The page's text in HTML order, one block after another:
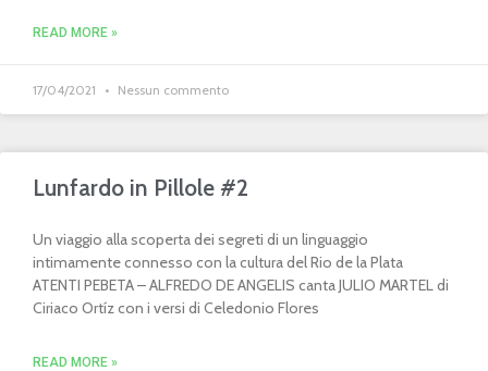
READ MORE »
17/04/2021 Nessun commento
Lunfardo in Pillole #2
Un viaggio alla scoperta dei segreti di un linguaggio
intimamente connesso con la cultura del Rio de la Plata
ATENTI PEBETA – ALFREDO DE ANGELIS canta JULIO MARTEL di
Ciriaco Ortíz con i versi di Celedonio Flores
READ MORE »